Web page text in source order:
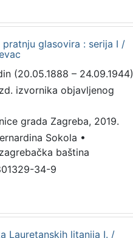
glasovira : serija I /
(20.05.1888 – 24.09.1944)
izvornika objavljenog
grada Zagreba, 2019.
Sokola •
baština
34-9
Lauretanskih litanija I. /